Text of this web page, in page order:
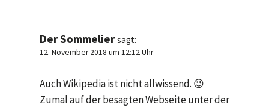
Der Sommelier sagt:
12. November 2018 um 12:12 Uhr
Auch Wikipedia ist nicht allwissend. 😉
Zumal auf der besagten Webseite unter der